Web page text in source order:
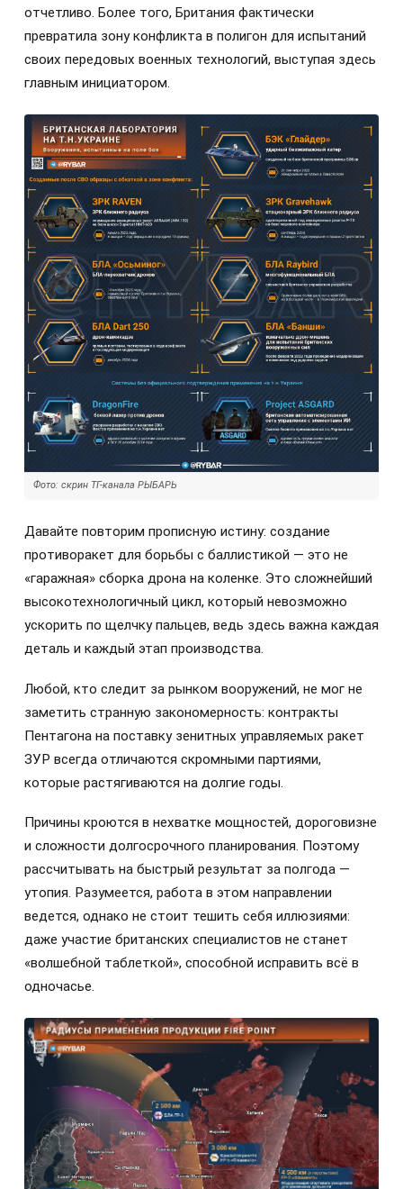
отчетливо. Более того, Британия фактически
превратила зону конфликта в полигон для испытаний
своих передовых военных технологий, выступая здесь
главным инициатором.
Фото: скрин ТГ-канала РЫБАРЬ
Давайте повторим прописную истину: создание
противоракет для борьбы с баллистикой — это не
«гаражная» сборка дрона на коленке. Это сложнейший
высокотехнологичный цикл, который невозможно
ускорить по щелчку пальцев, ведь здесь важна каждая
деталь и каждый этап производства.
Любой, кто следит за рынком вооружений, не мог не
заметить странную закономерность: контракты
Пентагона на поставку зенитных управляемых ракет
ЗУР всегда отличаются скромными партиями,
которые растягиваются на долгие годы.
Причины кроются в нехватке мощностей, дороговизне
и сложности долгосрочного планирования. Поэтому
рассчитывать на быстрый результат за полгода —
утопия. Разумеется, работа в этом направлении
ведется, однако не стоит тешить себя иллюзиями:
даже участие британских специалистов не станет
«волшебной таблеткой», способной исправить всё в
одночасье.